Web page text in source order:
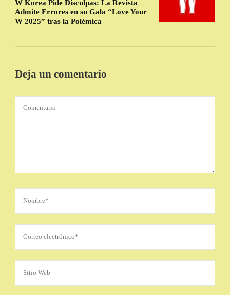
W Korea Pide Disculpas: La Revista
Admite Errores en su Gala “Love Your
W 2025” tras la Polémica
Deja un comentario